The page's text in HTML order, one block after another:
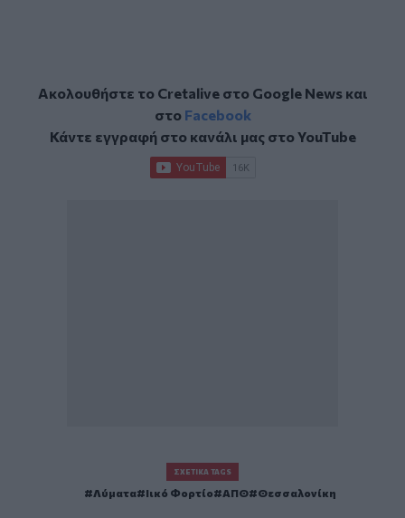
Ακολουθήστε το Cretalive στο Google Newsκαι
στο Facebook
Κάντε εγγραφή στο κανάλι μας στοYouTube
ΣΧΕΤΙΚΆ TAGS
Λύματα Ιικό Φορτίο ΑΠΘ Θεσσαλονίκη